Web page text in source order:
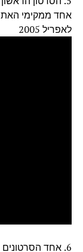
לאפריל 2005
6. אחד